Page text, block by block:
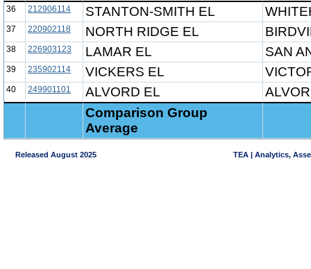
36 212906114 STANTON-SMITH EL
37 220902118 NORTH RIDGE EL
38 226903123 LAMAR EL SAN
39 235902114 VICKERS EL
40 249901101 ALVORD EL
Comparison Group
Average
Released August 2025 TEA | Analytics,